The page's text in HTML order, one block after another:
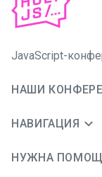
JavaScript-
НАШИ
НАВИГАЦИЯ
НУЖНА